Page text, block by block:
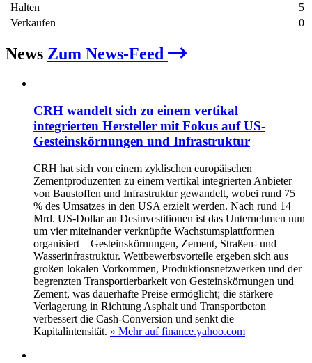
Halten
5
Verkaufen
0
News Zum News-Feed
CRH wandelt sich zu einem vertikal
integrierten Hersteller mit Fokus auf US-
Gesteinskörnungen und Infrastruktur
CRH hat sich von einem zyklischen europäischen
Zementproduzenten zu einem vertikal integrierten Anbieter
von Baustoffen und Infrastruktur gewandelt, wobei rund 75
% des Umsatzes in den USA erzielt werden. Nach rund 14
Mrd. US-Dollar an Desinvestitionen ist das Unternehmen nun
um vier miteinander verknüpfte Wachstumsplattformen
organisiert – Gesteinskörnungen, Zement, Straßen- und
Wasserinfrastruktur. Wettbewerbs­vorteile ergeben sich aus
großen lokalen Vorkommen, Produktionsnetzwerken und der
begrenzten Transportierbarkeit von Gesteinskörnungen und
Zement, was dauerhafte Preise ermöglicht; die stärkere
Verlagerung in Richtung Asphalt und Transportbeton
verbessert die Cash-Conversion und senkt die
Kapitalintensität. » Mehr auf finance.yahoo.com